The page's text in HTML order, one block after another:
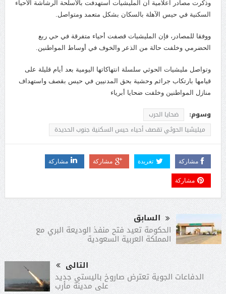
وذكرت مصادر اعلامية ان المليشيات استهدفت بالأسلحة الرشاشة الأحياء
السكنية في حيس الآهلة بالسكان بشكل متعمد ومتواصل.
ووفقا للمصادر، فإن المليشيات قصفت أحياء متفرقة في حي ربع
الحضرمي وخلفت حالة من الذعر والخوف في أوساط المواطنين.
وتواصل مليشيات الحوثي سلسلة انتهاكاتها اليومية بعد أيام قليلة على
قيامها بارتكاب جرائم وحشية بحق المدنيين في حيس بقصف واستهداف
منازل المواطنين وخلفت ضحايا أبرياء
وسوم:
ضحايا الحرب
ميليشيا الحوثي تقصف أحياء حيس السكنية جنوب الحديدة
مشاركة تغريدة مشاركة مشاركة
مشاركة
السابق
الحكومة تعيد فتح منفذ الوديعة البري مع
المملكة العربية السعودية
التالى
الدفاعات الجوية تعترض صاروخ باليستي جديد
على مدينة مأرب